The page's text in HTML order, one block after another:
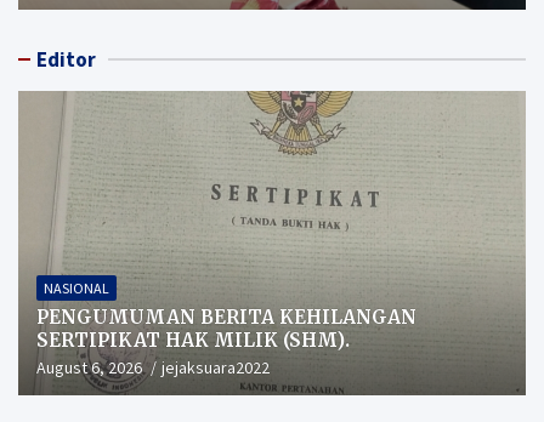
Editor
NASIONAL
PENGUMUMAN BERITA KEHILANGAN
SERTIPIKAT HAK MILIK (SHM).
August 6, 2026 jejaksuara2022